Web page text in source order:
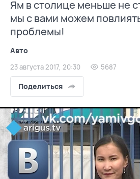
Ям в столице меньше не
мы с вами можем
проблемы!
Авто
23 августа 2017, 20:30 5687
Поделиться